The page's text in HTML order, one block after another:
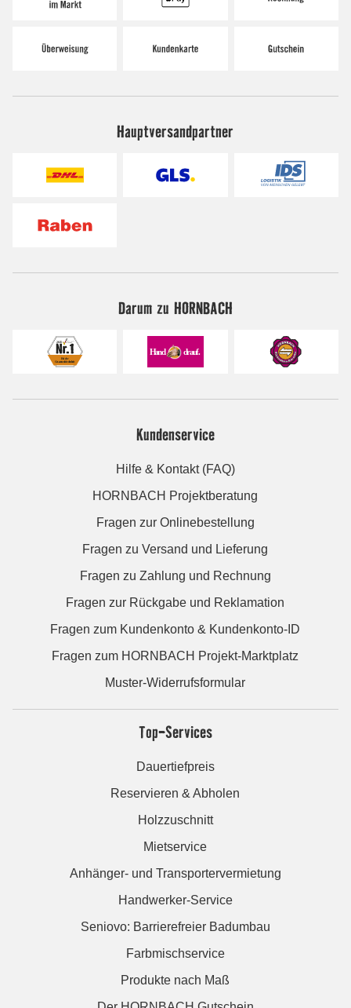
Hauptversandpartner
Darum zu HORNBACH
Kundenservice
Hilfe & Kontakt (FAQ)
HORNBACH Projektberatung
Fragen zur Onlinebestellung
Fragen zu Versand und Lieferung
Fragen zu Zahlung und Rechnung
Fragen zur Rückgabe und Reklamation
Fragen zum Kundenkonto & Kundenkonto-ID
Fragen zum HORNBACH Projekt-Marktplatz
Muster-Widerrufsformular
Top-Services
Dauertiefpreis
Reservieren & Abholen
Holzzuschnitt
Mietservice
Anhänger- und Transportervermietung
Handwerker-Service
Seniovo: Barrierefreier Badumbau
Farbmischservice
Produkte nach Maß